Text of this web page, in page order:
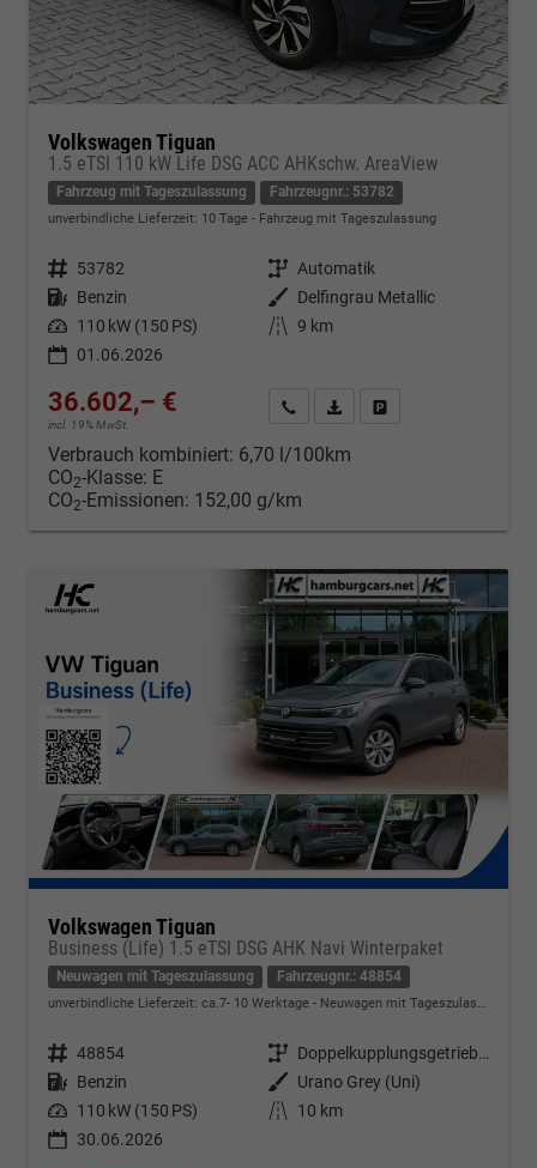
Volkswagen Tiguan
1.5 eTSI 110 kW Life DSG ACC AHKschw. AreaView
Fahrzeug mit Tageszulassung Fahrzeugnr.: 53782
unverbindliche Lieferzeit: 10 Tage Fahrzeug mit Tageszulassung
Fahrzeugnr. 53782 Getriebe Automatik
Kraftstoff Benzin Außenfarbe
Delfingrau Metallic
Leistung 110 kW (150 PS) Kilometerstand 9 km
01.06.2026
36.602,– €
incl. 19% MwSt.
Kontakt & Angebot anfordern
PDF-Datei, Fahrzeugexposé
Verbrauch kombiniert: 6,70 l/100km
CO2-Klasse: E
CO2-Emissionen: 152,00 g/km
Volkswagen Tiguan
Business (Life) 1.5 eTSI DSG AHK Navi Winterpaket
Neuwagen mit Tageszulassung Fahrzeugnr.: 48854
unverbindliche Lieferzeit: ca.7- 10 Werktage Neuwagen mit Tageszulassung
Fahrzeugnr. 48854 Getriebe
Doppelkupplungsgetriebe (DSG)
Kraftstoff Benzin Außenfarbe
Urano Grey (Uni)
Leistung 110 kW (150 PS) Kilometerstand
10 km
30.06.2026